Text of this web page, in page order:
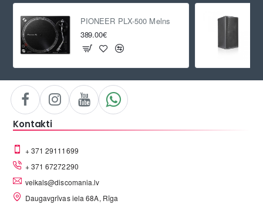
PIONEER PLX-500 Melns
389.00€
Kontakti
+ 371 29111699
+ 371 67272290
veikals@discomania.lv
Daugavgrīvas iela 68A, Rīga